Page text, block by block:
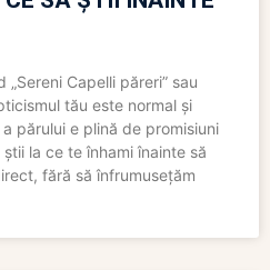
Capelli păreri” sau
tău este normal și
părului e plină de promisiuni
la ce te înhami înainte să
fără să înfrumusețăm